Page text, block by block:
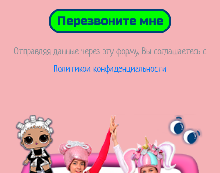
Перезвоните мне
Отправляя данные через эту форму, Вы соглашаетесь с
Политикой конфиденциальности